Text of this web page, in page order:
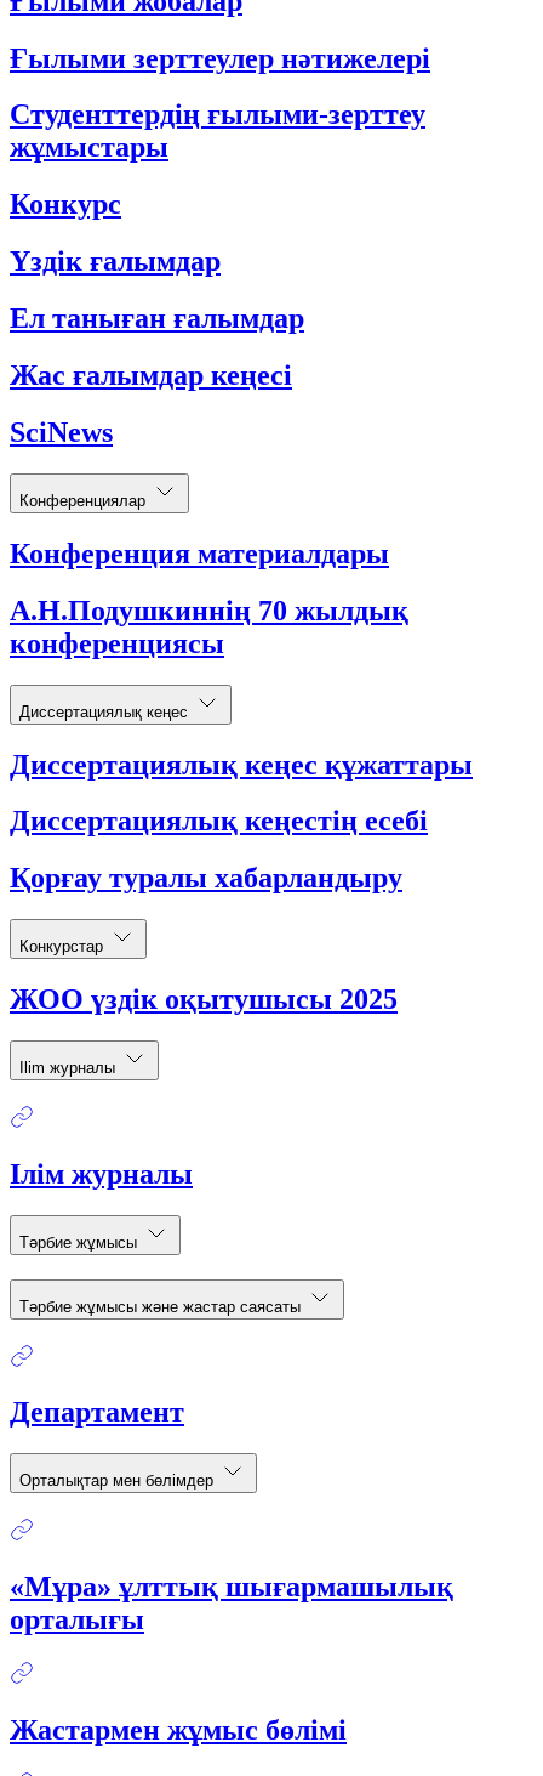
Ғылыми зерттеулер нәтижелері
Студенттердің ғылыми-зерттеу
жұмыстары
Конкурс
Үздік ғалымдар
Ел таныған ғалымдар
Жас ғалымдар кеңесі
SciNews
Конференциялар
Конференция материалдары
А.Н.Подушкиннің 70 жылдық
конференциясы
Диссертациялық кеңес
Диссертациялық кеңес құжаттары
Диссертациялық кеңестің есебі
Қорғау туралы хабарландыру
Конкурстар
ЖОО үздік оқытушысы 2025
Ilim журналы
Ілім журналы
Тәрбие жұмысы
Тәрбие жұмысы және жастар саясаты
Департамент
Орталықтар мен бөлімдер
«Мұра» ұлттық шығармашылық
орталығы
Жастармен жұмыс бөлімі